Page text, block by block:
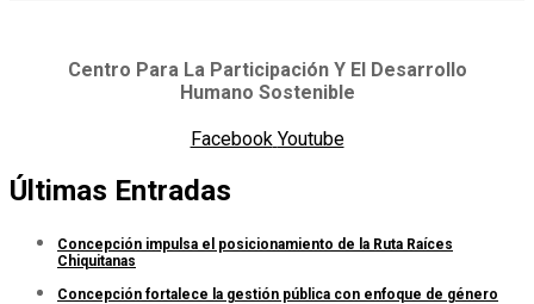
Centro Para La Participación Y El Desarrollo
Humano Sostenible
Facebook Youtube
Últimas Entradas
Concepción impulsa el posicionamiento de la Ruta Raíces
Chiquitanas
Concepción fortalece la gestión pública con enfoque de género